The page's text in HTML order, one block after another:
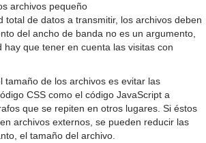
archivos pequeño
total de datos a transmitir, los archivos deben
del ancho de banda no es un argumento,
hay que tener en cuenta las visitas con
tamaño de los archivos es evitar las
CSS como el código JavaScript a
que se repiten en otros lugares. Si éstos
archivos externos, se pueden reducir las
el tamaño del archivo.